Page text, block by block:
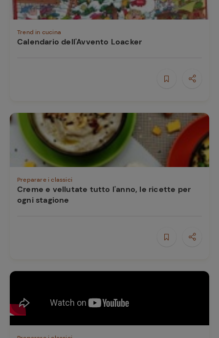
Trend in cucina
Calendario dell'Avvento Loacker
Preparare i classici
Creme e vellutate tutto l'anno, le ricette per
ogni stagione